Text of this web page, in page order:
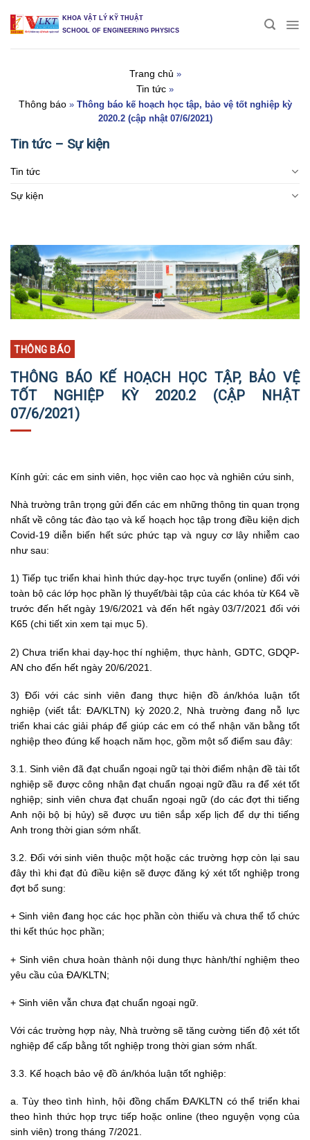
KHOA VẬT LÝ KỸ THUẬT
SCHOOL OF ENGINEERING PHYSICS
Trang chủ »
Tin tức »
Thông báo» Thông báo kế hoạch học tập, bảo vệ tốt nghiệp kỳ
2020.2 (cập nhật 07/6/2021)
Tin tức – Sự kiện
Tin tức
Sự kiện
THÔNG BÁO
THÔNG BÁO KẾ HOẠCH HỌC TẬP, BẢO VỆ
TỐT NGHIỆP KỲ 2020.2 (CẬP NHẬT
07/6/2021)
Kính gửi: các em sinh viên, học viên cao học và nghiên cứu sinh,
Nhà trường trân trọng gửi đến các em những thông tin quan trọng
nhất về công tác đào tạo và kế hoạch học tập trong điều kiện dịch
Covid-19 diễn biến hết sức phức tạp và nguy cơ lây nhiễm cao
như sau:
1) Tiếp tục triển khai hình thức dạy-học trực tuyến (online) đối với
toàn bộ các lớp học phần lý thuyết/bài tập của các khóa từ K64 về
trước đến hết ngày 19/6/2021 và đến hết ngày 03/7/2021 đối với
K65 (chi tiết xin xem tại mục 5).
2) Chưa triển khai dạy-học thí nghiệm, thực hành, GDTC, GDQP-
AN cho đến hết ngày 20/6/2021.
3) Đối với các sinh viên đang thực hiện đồ án/khóa luận tốt
nghiệp (viết tắt: ĐA/KLTN) kỳ 2020.2, Nhà trường đang nỗ lực
triển khai các giải pháp để giúp các em có thể nhận văn bằng tốt
nghiệp theo đúng kế hoạch năm học, gồm một số điểm sau đây:
3.1. Sinh viên đã đạt chuẩn ngoại ngữ tại thời điểm nhận đề tài tốt
nghiệp sẽ được công nhận đạt chuẩn ngoại ngữ đầu ra để xét tốt
nghiệp; sinh viên chưa đạt chuẩn ngoại ngữ (do các đợt thi tiếng
Anh nội bộ bị hủy) sẽ được ưu tiên sắp xếp lịch để dự thi tiếng
Anh trong thời gian sớm nhất.
3.2. Đối với sinh viên thuộc một hoặc các trường hợp còn lại sau
đây thì khi đạt đủ điều kiện sẽ được đăng ký xét tốt nghiệp trong
đợt bổ sung:
+ Sinh viên đang học các học phần còn thiếu và chưa thể tổ chức
thi kết thúc học phần;
+ Sinh viên chưa hoàn thành nội dung thực hành/thí nghiệm theo
yêu cầu của ĐA/KLTN;
+ Sinh viên vẫn chưa đạt chuẩn ngoại ngữ.
Với các trường hợp này, Nhà trường sẽ tăng cường tiến độ xét tốt
nghiệp để cấp bằng tốt nghiệp trong thời gian sớm nhất.
3.3. Kế hoạch bảo vệ đồ án/khóa luận tốt nghiệp:
a. Tùy theo tình hình, hội đồng chấm ĐA/KLTN có thể triển khai
theo hình thức họp trực tiếp hoặc online (theo nguyện vọng của
sinh viên) trong tháng 7/2021.